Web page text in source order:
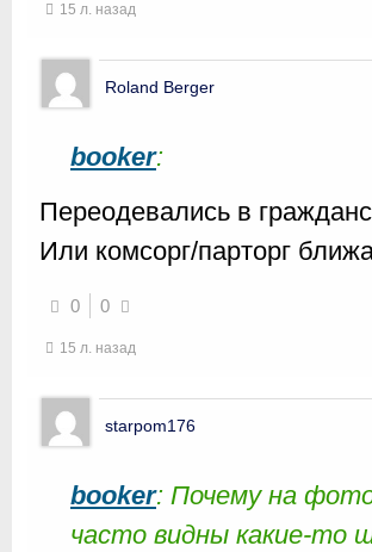
15 л. назад
Roland Berger
booker:
Переодевались в
Или комсорг/парторг
0 0
15 л. назад
starpom176
booker: Почему на
часто видны какие-то